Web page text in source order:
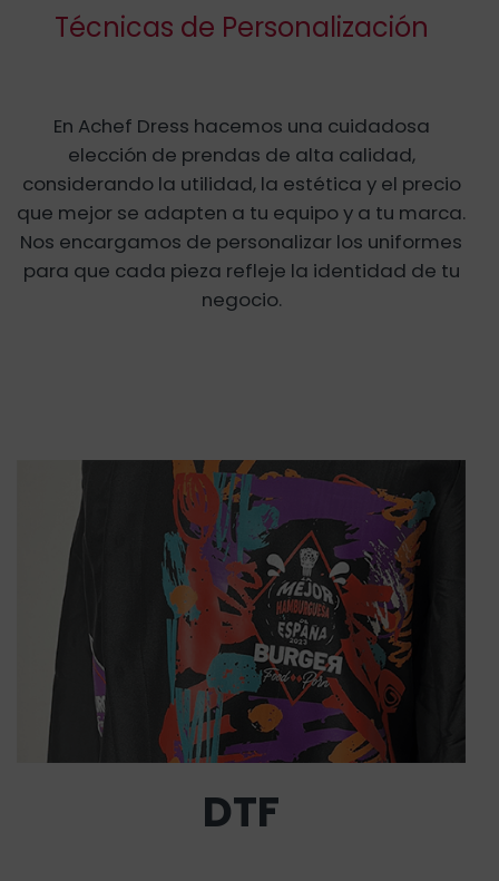
Técnicas de Personalización
En Achef Dress hacemos una cuidadosa
elección de prendas de alta calidad,
considerando la utilidad, la estética y el precio
que mejor se adapten a tu equipo y a tu marca.
Nos encargamos de personalizar los uniformes
para que cada pieza refleje la identidad de tu
negocio.
DTF